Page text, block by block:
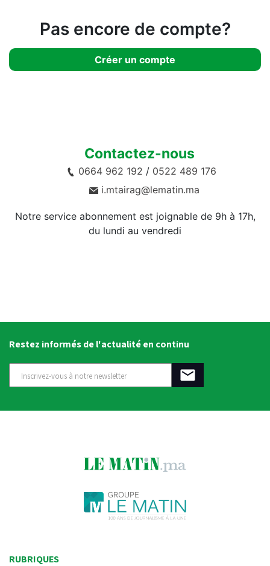
Pas encore de compte?
Créer un compte
Contactez-nous
0664 962 192 / 0522 489 176
i.mtairag@lematin.ma
Notre service abonnement est joignable de 9h à 17h,
du lundi au vendredi
Restez informés de l'actualité en continu
RUBRIQUES